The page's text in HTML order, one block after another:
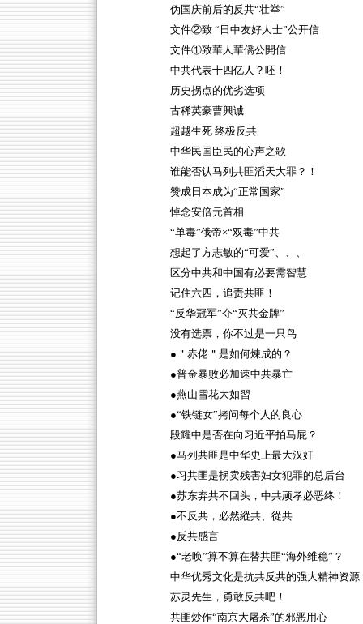
伪国庆前后的反共“壮举”
文件②致 “日中友好人士”公开信
文件①致華人華僑公開信
中共代表十四亿人？呸！
历史拐点的优劣选项
古稀英豪曹興诚
超越生死 终极反共
中华民国臣民的心声之歌
谁能否认马列共匪滔天大罪？！
赞成日本成为“正常国家”
悼念安倍元首相
“单毒”俄帝×“双毒”中共
想起了方志敏的“可爱”、、、
区分中共和中国有必要需智慧
记住六四，追责共匪！
“反华冠军”夺“灭共金牌”
没有选票，你不过是一只鸟
●＂赤佬＂是如何煉成的？
●普金暴败必加速中共暴亡
●燕山雪花大如習
●“铁链女”拷问每个人的良心
段耀中是否在向习近平拍马屁？
●马列共匪是中华史上最大汉奸
●习共匪是拐卖残害妇女犯罪的总后台
●苏东弃共不回头，中共顽孝必恶终！
●不反共，必然縱共、從共
●反共感言
●“老唤”算不算在替共匪“海外维稳”？
中华优秀文化是抗共反共的强大精神资源
苏灵先生，勇敢反共吧！
共匪炒作“南京大屠杀”的邪恶用心